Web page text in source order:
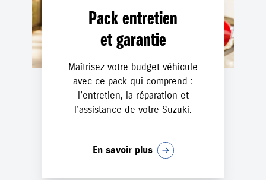
Pack entretien
et garantie
Maîtrisez votre budget véhicule
avec ce pack qui comprend :
l’entretien, la réparation et
l’assistance de votre Suzuki.
En savoir plus